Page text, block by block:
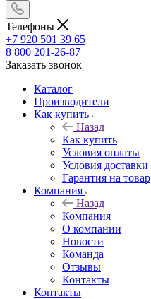
Телефоны
+7 920 501 39 65
8 800 201-26-87
Заказать звонок
Каталог
Производители
Как купить
Назад
Как купить
Условия оплаты
Условия доставки
Гарантия на товар
Компания
Назад
Компания
О компании
Новости
Команда
Отзывы
Контакты
Контакты